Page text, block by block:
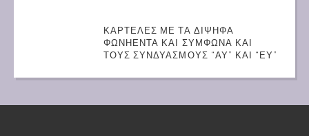
ΚΑΡΤΕΛΕΣ ΜΕ ΤΑ ΔΙΨΗΦΑ
ΦΩΝΗΕΝΤΑ ΚΑΙ ΣΥΜΦΩΝΑ ΚΑΙ
ΤΟΥΣ ΣΥΝΔΥΑΣΜΟΥΣ “ΑΥ” ΚΑΙ “ΕΥ”